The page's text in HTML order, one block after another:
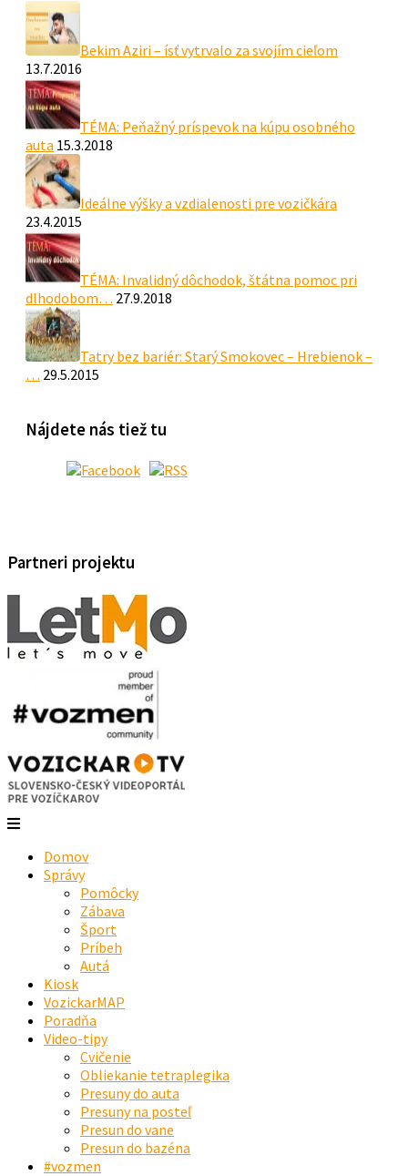
Bekim Aziri – ísť vytrvalo za svojím cieľom
13.7.2016
TÉMA: Peňažný príspevok na kúpu osobného
auta 15.3.2018
Ideálne výšky a vzdialenosti pre vozičkára
23.4.2015
TÉMA: Invalidný dôchodok, štátna pomoc pri
dlhodobom… 27.9.2018
Tatry bez bariér: Starý Smokovec – Hrebienok –
… 29.5.2015
Nájdete nás tiež tu
Partneri projektu
Domov
Správy
Pomôcky
Zábava
Šport
Príbeh
Autá
Kiosk
VozickarMAP
Poradňa
Video-tipy
Cvičenie
Obliekanie tetraplegika
Presuny do auta
Presuny na posteľ
Presun do vane
Presun do bazéna
#vozmen